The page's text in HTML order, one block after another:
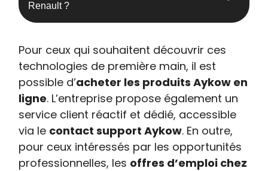
Renault ?
Pour ceux qui souhaitent découvrir ces
technologies de première main, il est
possible d’acheter les produits Aykow en
ligne. L’entreprise propose également un
service client réactif et dédié, accessible
via le contact support Aykow. En outre,
pour ceux intéressés par les opportunités
professionnelles, les offres d’emploi chez